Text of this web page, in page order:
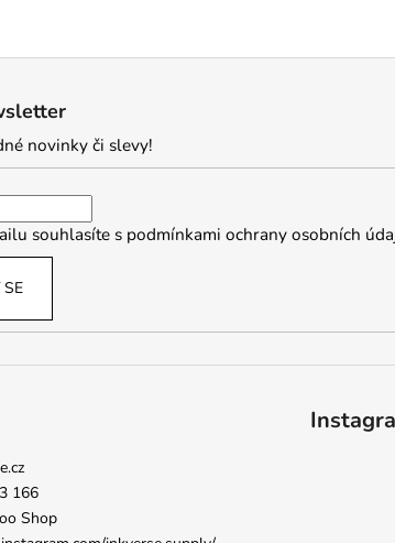
novinky či slevy!
souhlasíte s podmínkami ochrany osobních
166
Shop